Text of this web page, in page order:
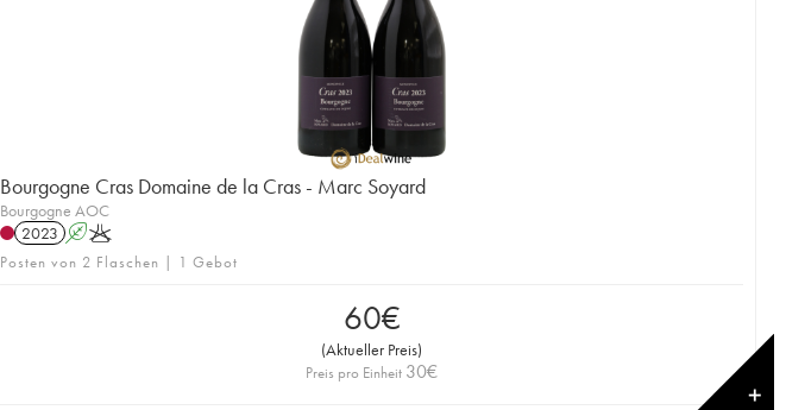
Bourgogne Cras Domaine de la Cras - Marc Soyard
Bourgogne AOC
2023 AK
Posten von 2 Flaschen | 1 Gebot
60€
(Aktueller Preis)
Preis pro Einheit 30€
✕